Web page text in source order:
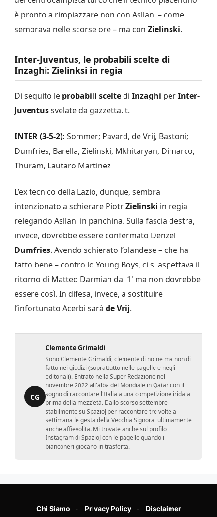
è pronto a rimpiazzare non con Asllani – come
sembrava nelle scorse ore – ma con Zielinski.
Inter-Juventus, le probabili scelte di
Inzaghi: Zielinksi in regia
Di seguito le probabili scelte di Inzaghi perInter-
Juventussvelate da gazzetta.it.
INTER (3-5-2): Sommer; Pavard, de Vrij, Bastoni;
Dumfries, Barella, Zielinski, Mkhitaryan, Dimarco;
Thuram, Lautaro Martinez
L’ex tecnico della Lazio, dunque, sembra
intenzionato a schierare PiotrZielinski in regia
relegando Asllani in panchina. Sulla fascia destra,
invece, dovrebbe essere confermato Denzel
Dumfries. Avendo schierato l’olandese – che ha
fatto bene – contro lo Young Boys, ci si aspettava il
ritorno di Matteo Darmian dal 1′ ma non dovrebbe
essere così. In difesa, invece, a sostituire
l’infortunato Acerbi sarà de Vrij.
CG
Clemente Grimaldi
Sono Clemente Grimaldi, clemente di nome ma non di
fatto nei giudizi (soprattutto nelle pagelle e negli
editoriali). Entrato nella Super Redazione nel
novembre 2022 all'alba del Mondiale in Qatar con il
sogno di raccontare l'Italia a una competizione iridata
prima della mezz'età. Dallo scorso settembre
stabilmente su SpazioJ per raccontare tre volte a
settimana le gesta della Vecchia Signora, ultimamente
anche affievolita. Mi trovate anche sul profilo
Instagram di SpazioJ con le pagelle quando i
bianconeri giocano in trasferta.
Chi Siamo Privacy Policy Disclaimer